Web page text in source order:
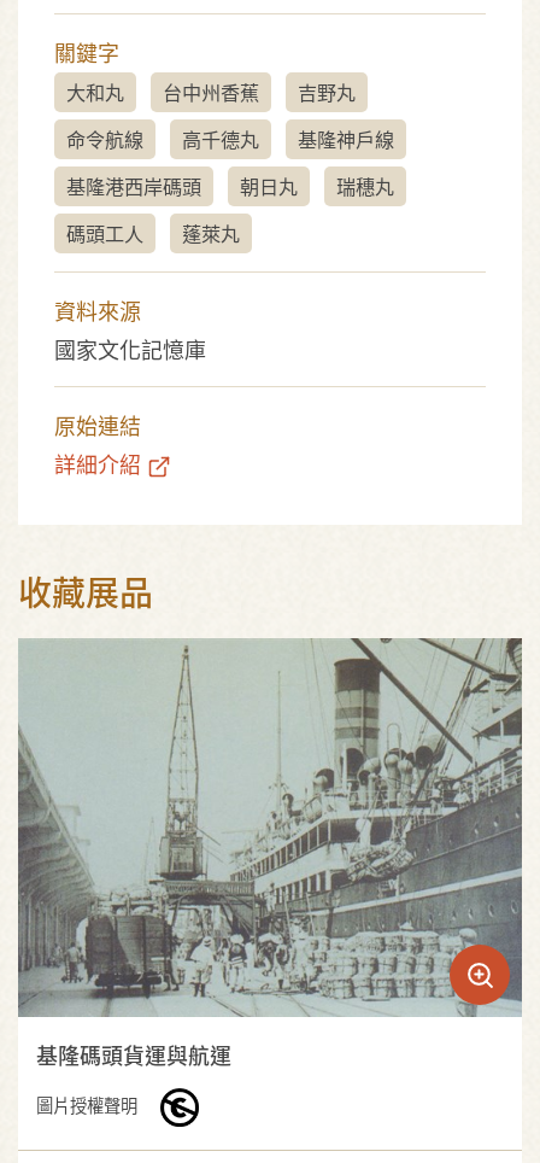
關鍵字
大和丸 台中州香蕉
吉野丸
命令航線
高千德丸
基隆神戶線
基隆港西岸碼頭
朝日丸
瑞穗丸
碼頭工人
蓬萊丸
資料來源
國家文化記憶庫
原始連結
詳細介紹
收藏展品
基隆碼頭貨運與航運
圖片授權聲明